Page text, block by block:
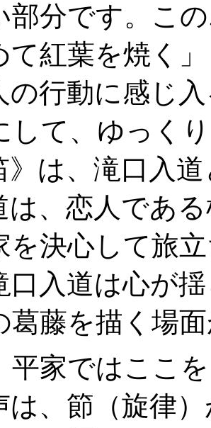
部分です。こ
て紅葉を焼く
の行動に感じ
して、ゆっく
は、滝口入
は、恋人であ
を決心して旅
口入道は心が
葛藤を描く場
平家ではここ
は、節（旋律